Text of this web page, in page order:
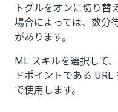
トグルをオンに切り替
場合によっては、数分
があります。
ML スキルを選択して、
ドポイントである
で使用します。